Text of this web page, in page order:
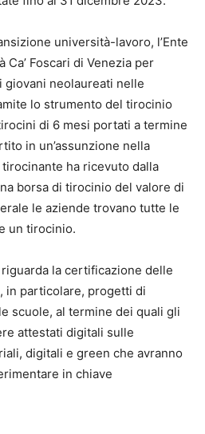
università-lavoro, l’Ente
Ca’ Foscari di Venezia per
giovani neolaureati nelle
lo strumento del tirocinio
di 6 mesi portati a termine
in un’assunzione nella
ha ricevuto dalla
borsa di tirocinio del valore di
le aziende trovano tutte le
un tirocinio.
la certificazione delle
in particolare, progetti di
scuole, al termine dei quali gli
attestati digitali sulle
digitali e green che avranno
in chiave